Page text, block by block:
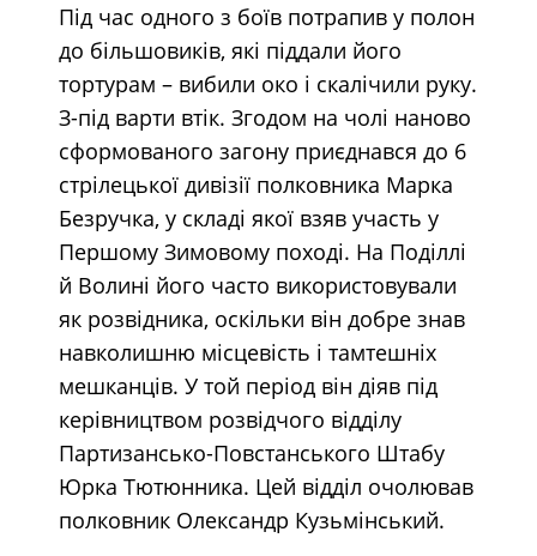
Під час одного з боїв потрапив у полон
до більшовиків, які піддали його
тортурам – вибили око і скалічили руку.
З-під варти втік. Згодом на чолі наново
сформованого загону приєднався до 6
стрілецької дивізії полковника Марка
Безручка, у складі якої взяв участь у
Першому Зимовому поході. На Поділлі
й Волині його часто використовували
як розвідника, оскільки він добре знав
навколишню місцевість і тамтешніх
мешканців. У той період він діяв під
керівництвом розвідчого відділу
Партизансько-Повстанського Штабу
Юрка Тютюнника. Цей відділ очолював
полковник Олександр Кузьмінський.